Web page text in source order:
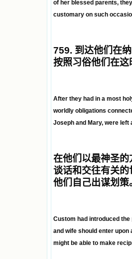
of her blessed parents,
customary on such
759. 到达他们在
按照习俗他们在
After they had in a most
worldly obligations
Joseph and Mary, were
在他们以最神圣
谈话和交往有关
他们自己出谋划策
Custom had introduced
and wife should enter
might be able to make